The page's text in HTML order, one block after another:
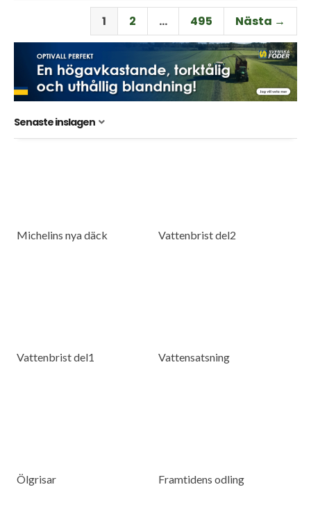
men tar man hänsyn till att
konventionell produktion
kan störas...
1 2 … 495 Nästa →
Senaste inslagen
Michelins nya däck Vattenbrist del2
Vattenbrist del1 Vattensatsning
Ölgrisar Framtidens odling